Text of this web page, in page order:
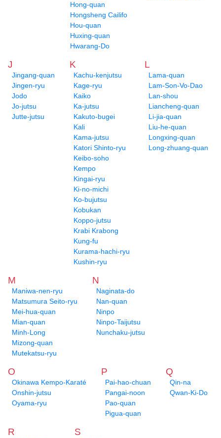
Hong-quan
Hongsheng Cailifo
Hou-quan
Huxing-quan
Hwarang-Do
J
Jingang-quan
Jingen-ryu
Jodo
Jo-jutsu
Jutte-jutsu
K
Kachu-kenjutsu
Kage-ryu
Kaiko
Ka-jutsu
Kakuto-bugei
Kali
Kama-jutsu
Katori Shinto-ryu
Keibo-soho
Kempo
Kingai-ryu
Ki-no-michi
Ko-bujutsu
Kobukan
Koppo-jutsu
Krabi Krabong
Kung-fu
Kurama-hachi-ryu
Kushin-ryu
L
Lama-quan
Lam-Son-Vo-Dao
Lan-shou
Liancheng-quan
Li-jia-quan
Liu-he-quan
Longxing-quan
Long-zhuang-quan
M
Maniwa-nen-ryu
Matsumura Seito-ryu
Mei-hua-quan
Mian-quan
Minh-Long
Mizong-quan
Mutekatsu-ryu
N
Naginata-do
Nan-quan
Ninpo
Ninpo-Taijutsu
Nunchaku-jutsu
O
Okinawa Kempo-Karaté
Onshin-jutsu
Oyama-ryu
P
Pai-hao-chuan
Pangai-noon
Pao-quan
Pigua-quan
Q
Qin-na
Qwan-Ki-Do
R S